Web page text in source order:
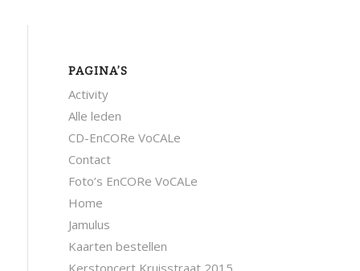
PAGINA’S
Activity
Alle leden
CD-EnCORe VoCALe
Contact
Foto’s EnCORe VoCALe
Home
Jamulus
Kaarten bestellen
Kerstoncert Kruisstraat 2015